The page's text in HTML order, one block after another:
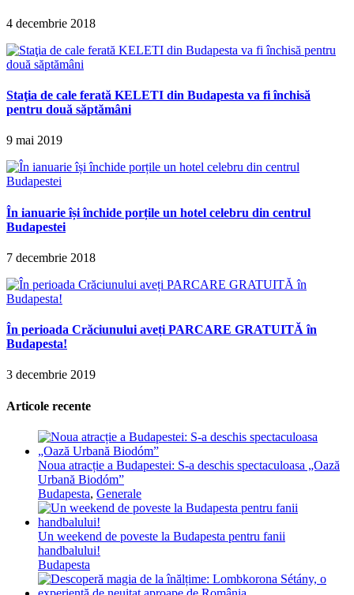
4 decembrie 2018
Staţia de cale ferată KELETI din Budapesta va fi închisă
pentru două săptămâni
9 mai 2019
În ianuarie își închide porțile un hotel celebru din centrul
Budapestei
7 decembrie 2018
În perioada Crăciunului aveți PARCARE GRATUITĂ în
Budapesta!
3 decembrie 2019
Articole recente
Noua atracție a Budapestei: S-a deschis spectaculoasa „Oază
Urbană Biodóm”
Budapesta, Generale
Un weekend de poveste la Budapesta pentru fanii
handbalului!
Budapesta